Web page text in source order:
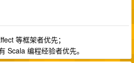
等框架者优先；
Scala 编程经验者优先。